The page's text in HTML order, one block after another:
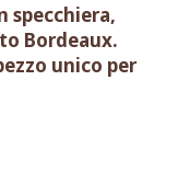
specchiera,
Bordeaux.
unico per